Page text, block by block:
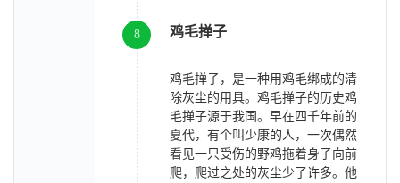
8 鸡毛掸子
鸡毛掸子，是一种用鸡毛绑成的清
除灰尘的用具。鸡毛掸子的历史鸡
毛掸子源于我国。早在四千年前的
夏代，有个叫少康的人，一次偶然
看见一只受伤的野鸡拖着身子向前
爬，爬过之处的灰尘少了许多。他